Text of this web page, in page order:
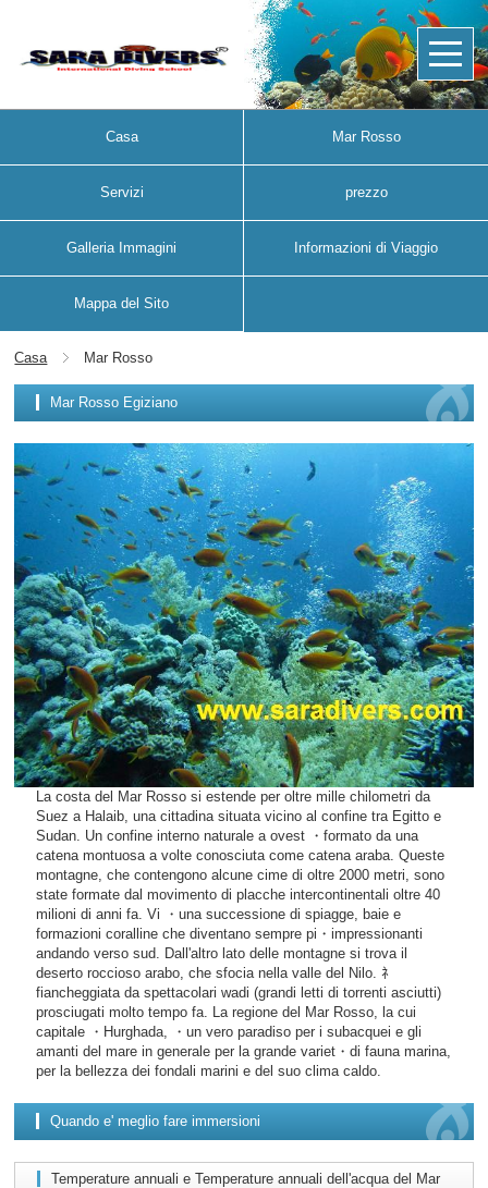
Casa Mar Rosso
Servizi prezzo
Galleria Immagini Informazioni di Viaggio
Mappa del Sito
Casa Mar Rosso
Mar Rosso Egiziano
La costa del Mar Rosso si estende per oltre mille chilometri da
Suez a Halaib, una cittadina situata vicino al confine tra Egitto e
Sudan. Un confine interno naturale a ovest ・formato da una
catena montuosa a volte conosciuta come catena araba. Queste
montagne, che contengono alcune cime di oltre 2000 metri, sono
state formate dal movimento di placche intercontinentali oltre 40
milioni di anni fa. Vi ・una successione di spiagge, baie e
formazioni coralline che diventano sempre pi・impressionanti
andando verso sud. Dall'altro lato delle montagne si trova il
deserto roccioso arabo, che sfocia nella valle del Nilo. ﾈ
fiancheggiata da spettacolari wadi (grandi letti di torrenti asciutti)
prosciugati molto tempo fa. La regione del Mar Rosso, la cui
capitale ・Hurghada, ・un vero paradiso per i subacquei e gli
amanti del mare in generale per la grande variet・di fauna marina,
per la bellezza dei fondali marini e del suo clima caldo.
Quando e' meglio fare immersioni
Temperature annuali e Temperature annuali dell'acqua del Mar